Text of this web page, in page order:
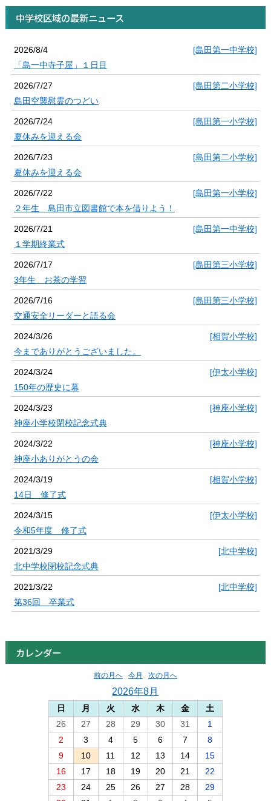
中学校区域の最新ニュース
2026/8/4
[島田第一中学校]
「島一中寺子屋」１日目
2026/7/27
[島田第二小学校]
島田空襲慰霊のつどい
2026/7/24
[島田第一小学校]
夏休みを迎える会
2026/7/23
[島田第二小学校]
夏休みを迎える会
2026/7/22
[島田第一小学校]
２年生 島田市立図書館で本を借りよう！
2026/7/21
[島田第一中学校]
１学期終業式
2026/7/17
[島田第三小学校]
3年生 お茶の学習
2026/7/16
[島田第三小学校]
交通安全リーダーと語る会
2024/3/26
[相賀小学校]
今までありがとうございました。
2024/3/24
[伊太小学校]
150年の歴史に幕
2024/3/23
[神座小学校]
神座小学校閉校記念式典
2024/3/22
[神座小学校]
神座小ありがとうの会
2024/3/19
[相賀小学校]
14日 修了式
2024/3/15
[伊太小学校]
令和5年度 修了式
2021/3/29
[北中学校]
北中学校閉校記念式典
2021/3/22
[北中学校]
第36回 卒業式
カレンダー
前の月へ 今月 次の月へ
2026年8月
日 月 火 水 木 金
土
26
27 28 29 30 31
1
2
3 4 5 6 7
8
9
10 11 12 13 14
15
16
17 18 19 20 21
22
23
24 25 26 27 28
29